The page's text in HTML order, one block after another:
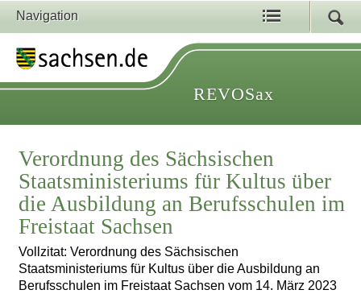
Navigation
REVOSax
Verordnung des Sächsischen
Staatsministeriums für Kultus über
die Ausbildung an Berufsschulen im
Freistaat Sachsen
Vollzitat: Verordnung des Sächsischen
Staatsministeriums für Kultus über die Ausbildung an
Berufsschulen im Freistaat Sachsen vom 14. März 2023